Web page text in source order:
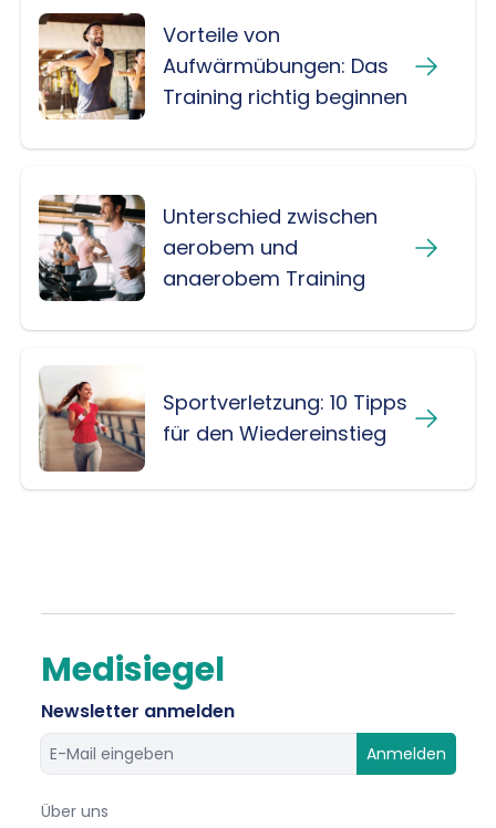
Vorteile von
Aufwärmübungen: Das
Training richtig beginnen
Unterschied zwischen
aerobem und
anaerobem Training
Sportverletzung: 10 Tipps
für den Wiedereinstieg
Medisiegel
Newsletter anmelden
Anmelden
Über uns